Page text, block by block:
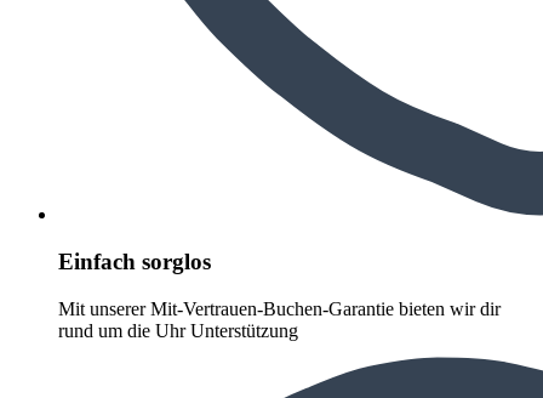
Einfach sorglos
Mit unserer Mit-Vertrauen-Buchen-Garantie bieten wir dir
rund um die Uhr Unterstützung